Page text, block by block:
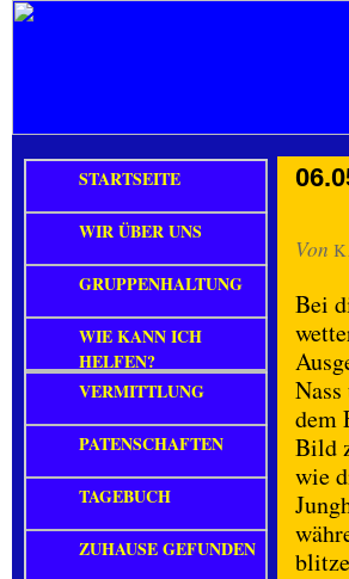
Von
Bei
dem
Bild
wie
STARTSEITE
WIR ÜBER UNS
GRUPPENHALTUNG
WIE KANN ICH
HELFEN?
VERMITTLUNG
PATENSCHAFTEN
TAGEBUCH
ZUHAUSE GEFUNDEN